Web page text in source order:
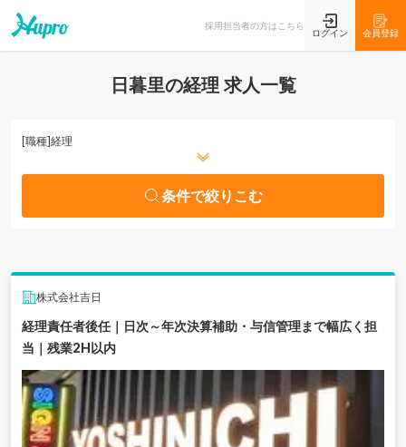
採用担当者の方はこちら
ログイン 会員登録
日暮里の経理 求人一覧
[職種]経理
条件で絞りこむ
株式会社吉日
経理責任者後任｜日次～年次決算補助・与信管理まで幅広く担
当｜残業2H以内